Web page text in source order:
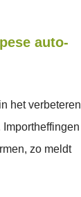
auto-
het verbeteren
zo meldt